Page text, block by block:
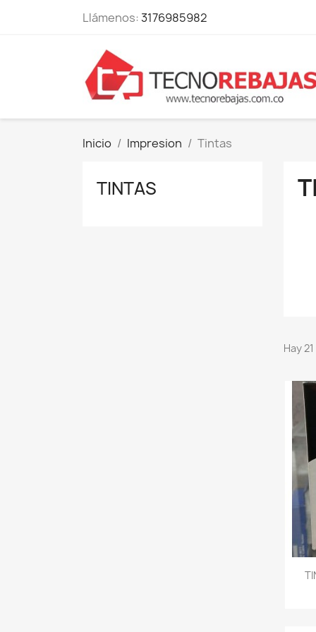
Llámenos:3176985982
Inicio Impresion Tintas
TINTAS
Hay